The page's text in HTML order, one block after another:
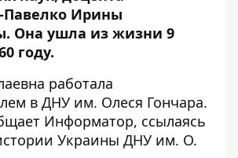
Павелко Ирины
Она ушла из жизни 9
году.
работала
в ДНУ им. Олеся Гончара.
Информатор, ссылаясь
Украины ДНУ им. О.